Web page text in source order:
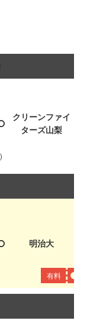
クリーンファイ
ターズ山梨
明治大
有料